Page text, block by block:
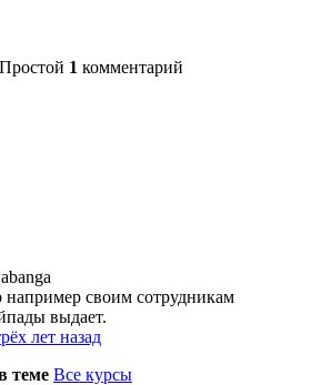
Простой 1 комментарий
например своим сотрудникам
выдает.
лет назад
теме Все курсы